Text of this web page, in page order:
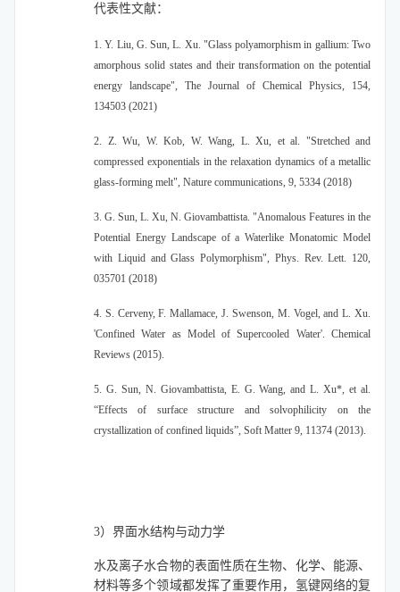
代表性文献：
1. Y. Liu, G. Sun, L. Xu. "Glass polyamorphism in gallium: Two
amorphous solid states and their transformation on the potential
energy landscape", The Journal of Chemical Physics, 154,
134503 (2021)
2. Z. Wu, W. Kob, W. Wang, L. Xu, et al. "Stretched and
compressed exponentials in the relaxation dynamics of a metallic
glass-forming melt", Nature communications, 9, 5334 (2018)
3. G. Sun, L. Xu, N. Giovambattista. "Anomalous Features in the
Potential Energy Landscape of a Waterlike Monatomic Model
with Liquid and Glass Polymorphism", Phys. Rev. Lett. 120,
035701 (2018)
4. S. Cerveny, F. Mallamace, J. Swenson, M. Vogel, and L. Xu.
'Confined Water as Model of Supercooled Water'. Chemical
Reviews (2015).
5. G. Sun, N. Giovambattista, E. G. Wang, and L. Xu*, et al.
“Effects of surface structure and solvophilicity on the
crystallization of confined liquids”, Soft Matter 9, 11374 (2013).
3）界面水结构与动力学
水及离子水合物的表面性质在生物、化学、能源、
材料等多个领域都发挥了重要作用，氢键网络的复